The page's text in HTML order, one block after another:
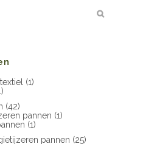
(1)
(42)
pannen (1)
(1)
pannen (25)